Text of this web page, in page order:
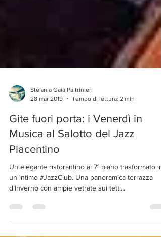
Stefania Gaia Paltrinieri
28 mar 2019
Tempo di lettura: 2 min
Gite fuori porta: i Venerdì in
Musica al Salotto del Jazz
Piacentino
un intimo #JazzClub. Una panoramica terrazza